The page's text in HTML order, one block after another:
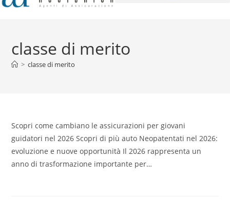
classe di merito
> classe di merito
Scopri come cambiano le assicurazioni per giovani
guidatori nel 2026 Scopri di più auto Neopatentati nel 2026:
evoluzione e nuove opportunità Il 2026 rappresenta un
anno di trasformazione importante per…